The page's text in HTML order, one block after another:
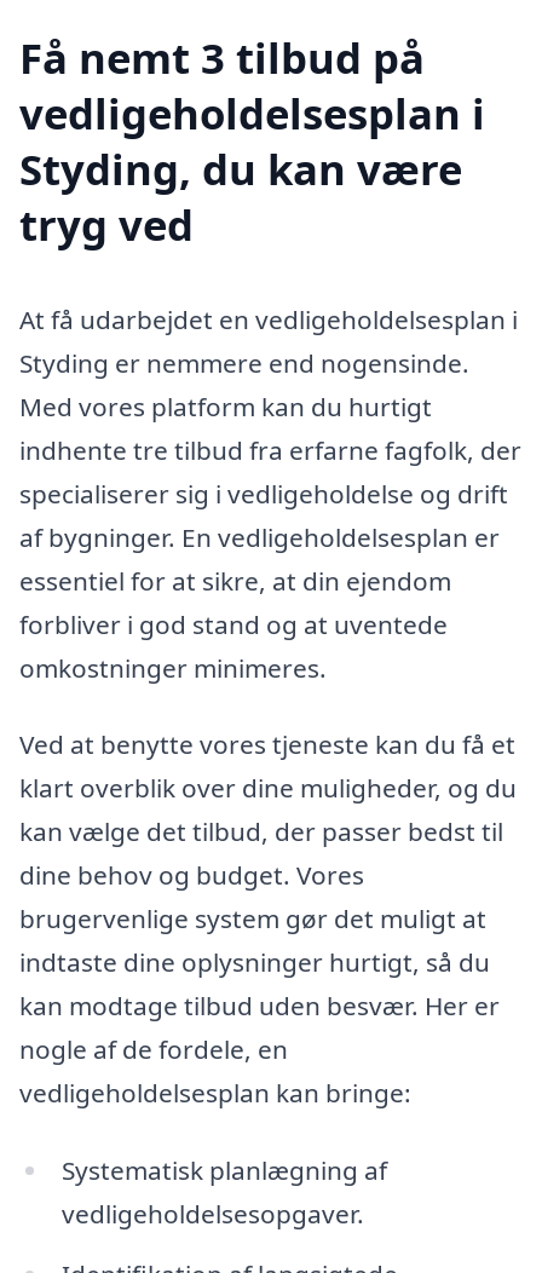
Få nemt 3 tilbud på
vedligeholdelsesplan i
Styding, du kan være
tryg ved
At få udarbejdet en vedligeholdelsesplan i
Styding er nemmere end nogensinde.
Med vores platform kan du hurtigt
indhente tre tilbud fra erfarne fagfolk, der
specialiserer sig i vedligeholdelse og drift
af bygninger. En vedligeholdelsesplan er
essentiel for at sikre, at din ejendom
forbliver i god stand og at uventede
omkostninger minimeres.
Ved at benytte vores tjeneste kan du få et
klart overblik over dine muligheder, og du
kan vælge det tilbud, der passer bedst til
dine behov og budget. Vores
brugervenlige system gør det muligt at
indtaste dine oplysninger hurtigt, så du
kan modtage tilbud uden besvær. Her er
nogle af de fordele, en
vedligeholdelsesplan kan bringe:
Systematisk planlægning af
vedligeholdelsesopgaver.